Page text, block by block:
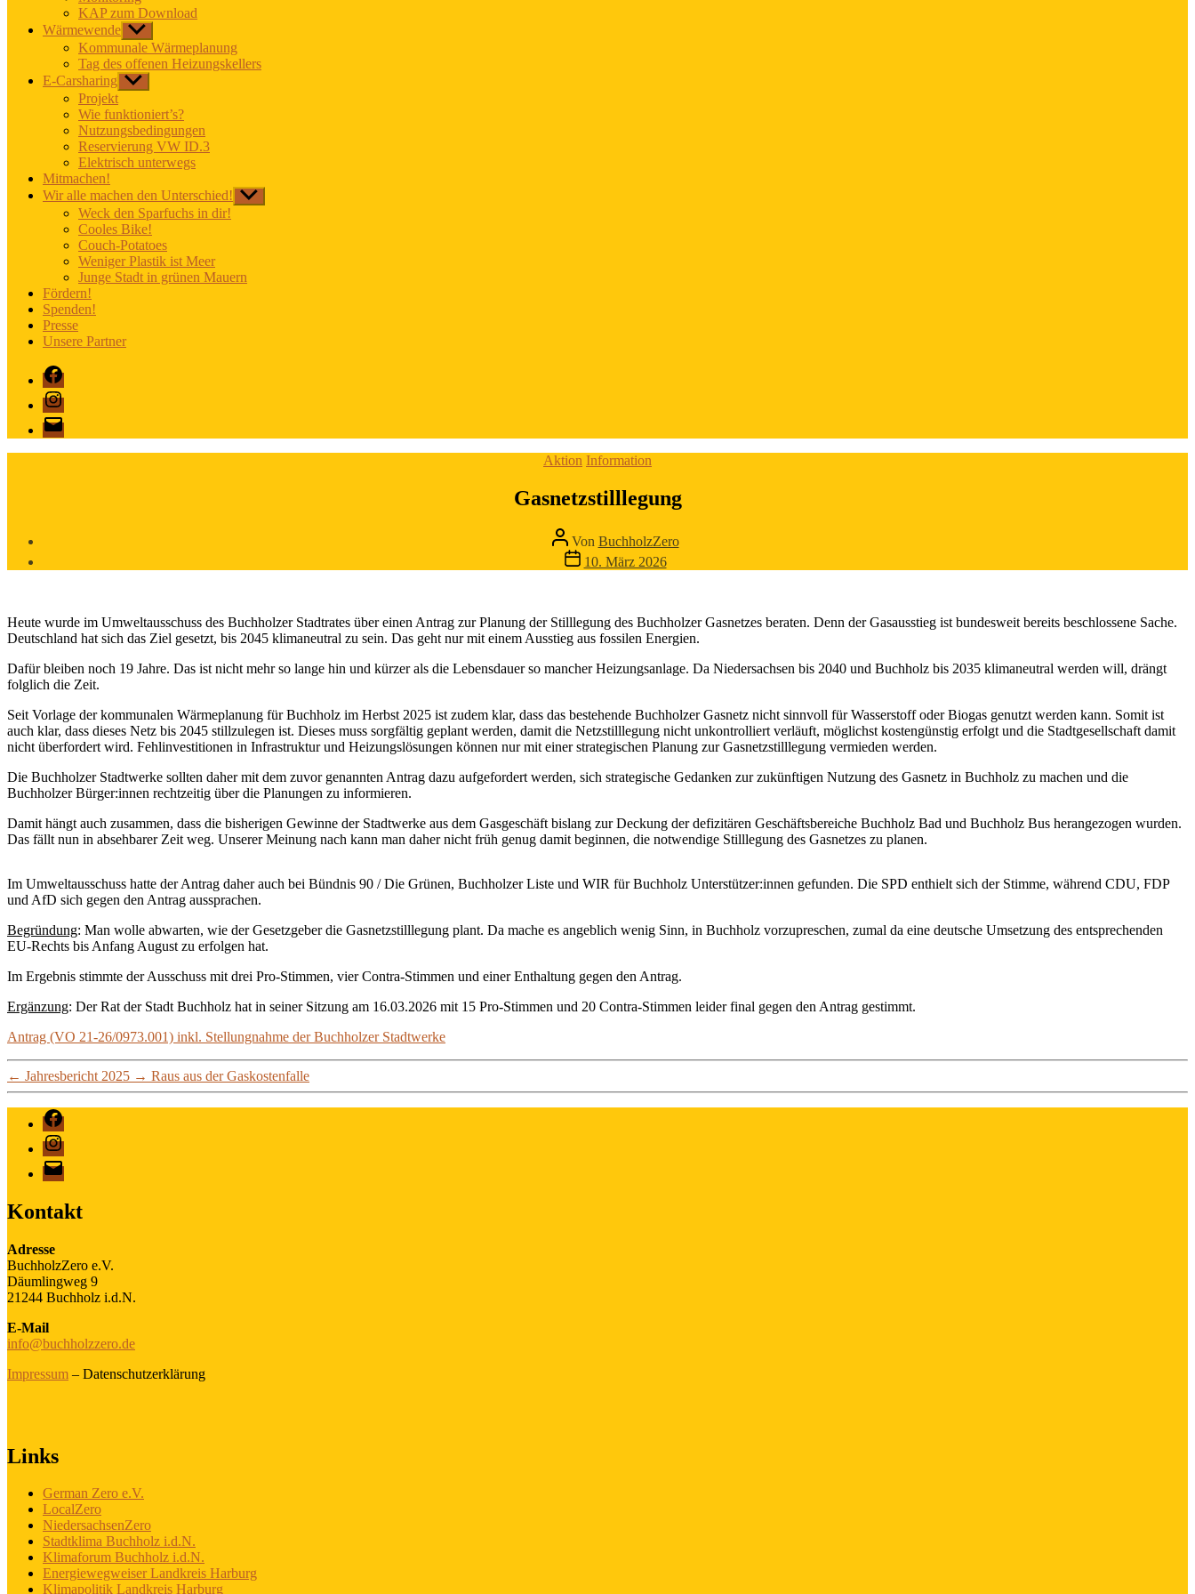
KAP zum Download
Wärmewende Untermenü
anzeigen
Kommunale Wärmeplanung
Tag des offenen Heizungskellers
E-Carsharing Untermenü
anzeigen
Projekt
Wie funktioniert’s?
Nutzungsbedingungen
Reservierung VW ID.3
Elektrisch unterwegs
Mitmachen!
Wir alle machen den Unterschied! Untermenü
anzeigen
Weck den Sparfuchs in dir!
Cooles Bike!
Couch-Potatoes
Weniger Plastik ist Meer
Junge Stadt in grünen Mauern
Fördern!
Spenden!
Presse
Unsere Partner
Facebook
Instagram
E-
Mail
Kategorien
Aktion Information
Gasnetzstilllegung
Beitragsautor
Von BuchholzZero
Veröffentlichungsdatum
10. März 2026
Heute wurde im Umweltausschuss des Buchholzer Stadtrates über einen Antrag zur Planung der Stilllegung des Buchholzer Gasnetzes beraten. Denn der Gasausstieg ist bundesweit bereits beschlossene Sache.
Deutschland hat sich das Ziel gesetzt, bis 2045 klimaneutral zu sein. Das geht nur mit einem Ausstieg aus fossilen Energien.
Dafür bleiben noch 19 Jahre. Das ist nicht mehr so lange hin und kürzer als die Lebensdauer so mancher Heizungsanlage. Da Niedersachsen bis 2040 und Buchholz bis 2035 klimaneutral werden will, drängt
folglich die Zeit.
Seit Vorlage der kommunalen Wärmeplanung für Buchholz im Herbst 2025 ist zudem klar, dass das bestehende Buchholzer Gasnetz nicht sinnvoll für Wasserstoff oder Biogas genutzt werden kann. Somit ist
auch klar, dass dieses Netz bis 2045 stillzulegen ist. Dieses muss sorgfältig geplant werden, damit die Netzstilllegung nicht unkontrolliert verläuft, möglichst kostengünstig erfolgt und die Stadtgesellschaft damit
nicht überfordert wird. Fehlinvestitionen in Infrastruktur und Heizungslösungen können nur mit einer strategischen Planung zur Gasnetzstilllegung vermieden werden.
Die Buchholzer Stadtwerke sollten daher mit dem zuvor genannten Antrag dazu aufgefordert werden, sich strategische Gedanken zur zukünftigen Nutzung des Gasnetz in Buchholz zu machen und die
Buchholzer Bürger:innen rechtzeitig über die Planungen zu informieren.
Damit hängt auch zusammen, dass die bisherigen Gewinne der Stadtwerke aus dem Gasgeschäft bislang zur Deckung der defizitären Geschäftsbereiche Buchholz Bad und Buchholz Bus herangezogen wurden.
Das fällt nun in absehbarer Zeit weg. Unserer Meinung nach kann man daher nicht früh genug damit beginnen, die notwendige Stilllegung des Gasnetzes zu planen.
Im Umweltausschuss hatte der Antrag daher auch bei Bündnis 90 / Die Grünen, Buchholzer Liste und WIR für Buchholz Unterstützer:innen gefunden. Die SPD enthielt sich der Stimme, während CDU, FDP
und AfD sich gegen den Antrag aussprachen.
Begründung: Man wolle abwarten, wie der Gesetzgeber die Gasnetzstilllegung plant. Da mache es angeblich wenig Sinn, in Buchholz vorzupreschen, zumal da eine deutsche Umsetzung des entsprechenden
EU-Rechts bis Anfang August zu erfolgen hat.
Im Ergebnis stimmte der Ausschuss mit drei Pro-Stimmen, vier Contra-Stimmen und einer Enthaltung gegen den Antrag.
Ergänzung: Der Rat der Stadt Buchholz hat in seiner Sitzung am 16.03.2026 mit 15 Pro-Stimmen und 20 Contra-Stimmen leider final gegen den Antrag gestimmt.
Antrag (VO 21-26/0973.001) inkl. Stellungnahme der Buchholzer Stadtwerke
← Jahresbericht 2025 → Raus aus der Gaskostenfalle
Facebook
Instagram
E-
Mail
Kontakt
Adresse
BuchholzZero e.V.
Däumlingweg 9
21244 Buchholz i.d.N.
E-Mail
info@buchholzzero.de
Impressum – Datenschutzerklärung
Links
German Zero e.V.
LocalZero
NiedersachsenZero
Stadtklima Buchholz i.d.N.
Klimaforum Buchholz i.d.N.
Energiewegweiser Landkreis Harburg
Klimapolitik Landkreis Harburg